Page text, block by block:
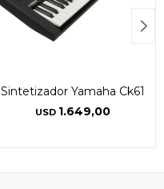
Sintetizador Yamaha Ck61
USD 1.649,00